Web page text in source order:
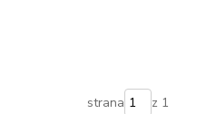
strana z 1